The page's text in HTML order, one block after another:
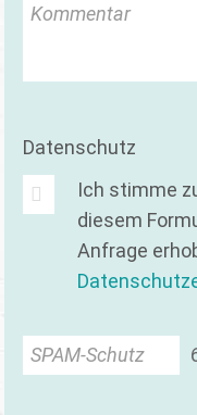
Kommentar
Datenschutz
Ich stimme
diesem
Anfrage
SPAM-Schutz